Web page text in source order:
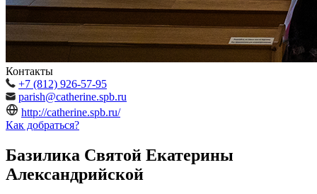
Контакты
+7 (812) 926-57-95
parish@catherine.spb.ru
http://catherine.spb.ru/
Как добраться?
Базилика Святой Екатерины
Александрийской